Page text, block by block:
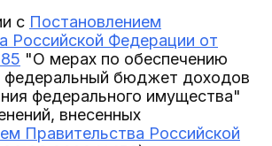
с Постановлением
Российской Федерации от
"О мерах по обеспечению
федеральный бюджет доходов
федерального имущества"
внесенных
Правительства Российской